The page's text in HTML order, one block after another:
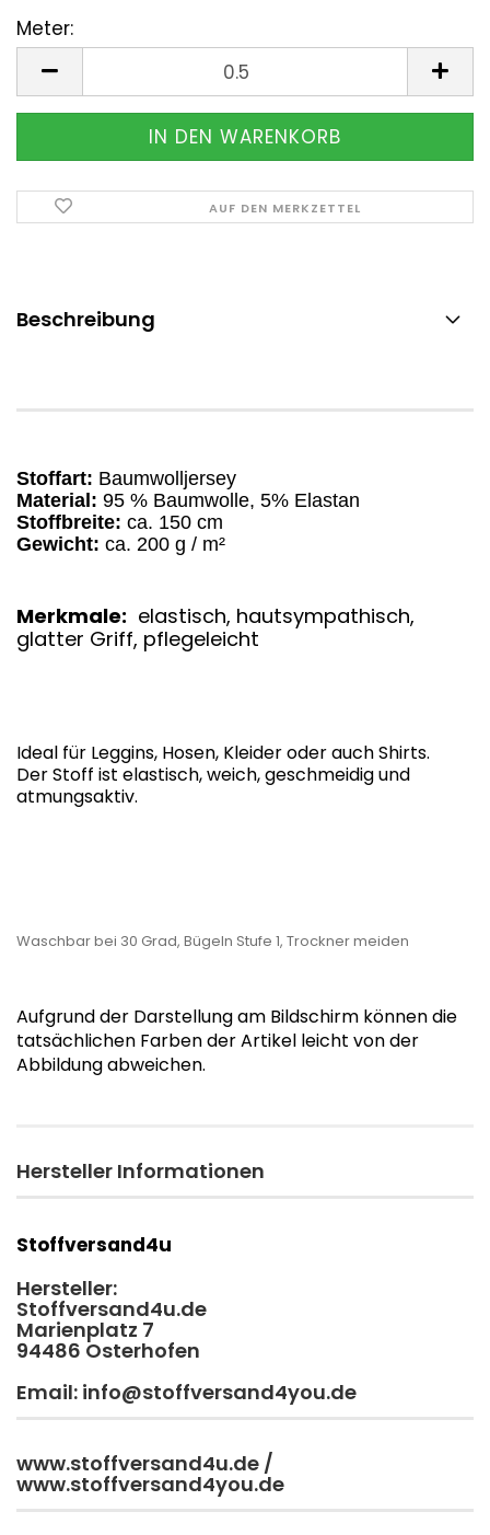
Meter:
AUF DEN MERKZETTEL
Beschreibung
Stoffart: Baumwolljersey
Material: 95 % Baumwolle, 5% Elastan
Stoffbreite: ca. 150 cm
Gewicht: ca. 200 g / m²
Merkmale: elastisch, hautsympathisch,
glatter Griff, pflegeleicht
Ideal für Leggins, Hosen, Kleider oder auch Shirts.
Der Stoff ist elastisch, weich, geschmeidig und
atmungsaktiv.
Waschbar bei 30 Grad, Bügeln Stufe 1, Trockner meiden
Aufgrund der Darstellung am Bildschirm können die
tatsächlichen Farben der Artikel leicht von der
Abbildung abweichen.
Hersteller Informationen
Stoffversand4u
Hersteller:
Stoffversand4u.de
Marienplatz 7
94486 Osterhofen
Email: info@stoffversand4you.de
www.stoffversand4u.de /
www.stoffversand4you.de